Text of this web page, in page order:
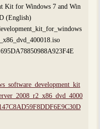
Kit for Windows 7 and Win
(English)